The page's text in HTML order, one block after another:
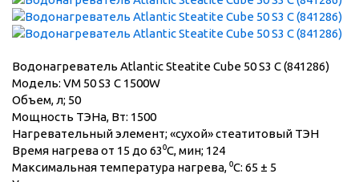
Водонагреватель Atlantic Steatite Cube 50 S3 C (841286)
Модель: VM 50 S3 C 1500W
Объем, л; 50
Мощность ТЭНа, Вт: 1500
Нагревательный элемент; «сухой» стеатитовый ТЭН
Время нагрева от 15 до 63⁰C, мин; 124
Максимальная температура нагрева, ⁰C: 65 ± 5